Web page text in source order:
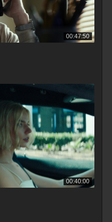
00:47:50
00:40:00